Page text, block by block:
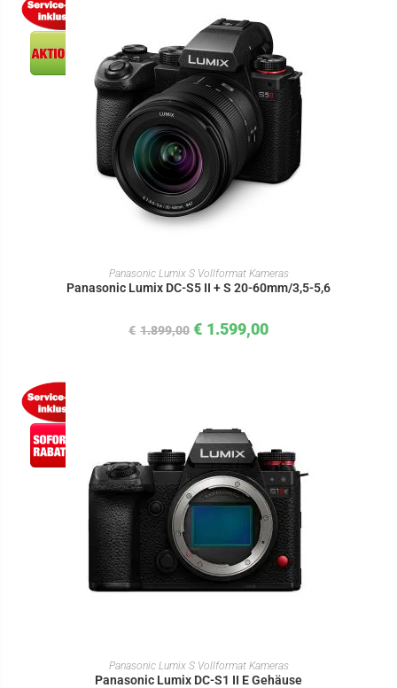
IN DEN WARENKORB
Panasonic Lumix S Vollformat Kameras
Panasonic Lumix DC-S5 II + S 20-60mm/3,5-5,6
€ 1.899,00 € 1.599,00
IN DEN WARENKORB
Panasonic Lumix S Vollformat Kameras
Panasonic Lumix DC-S1 II E Gehäuse